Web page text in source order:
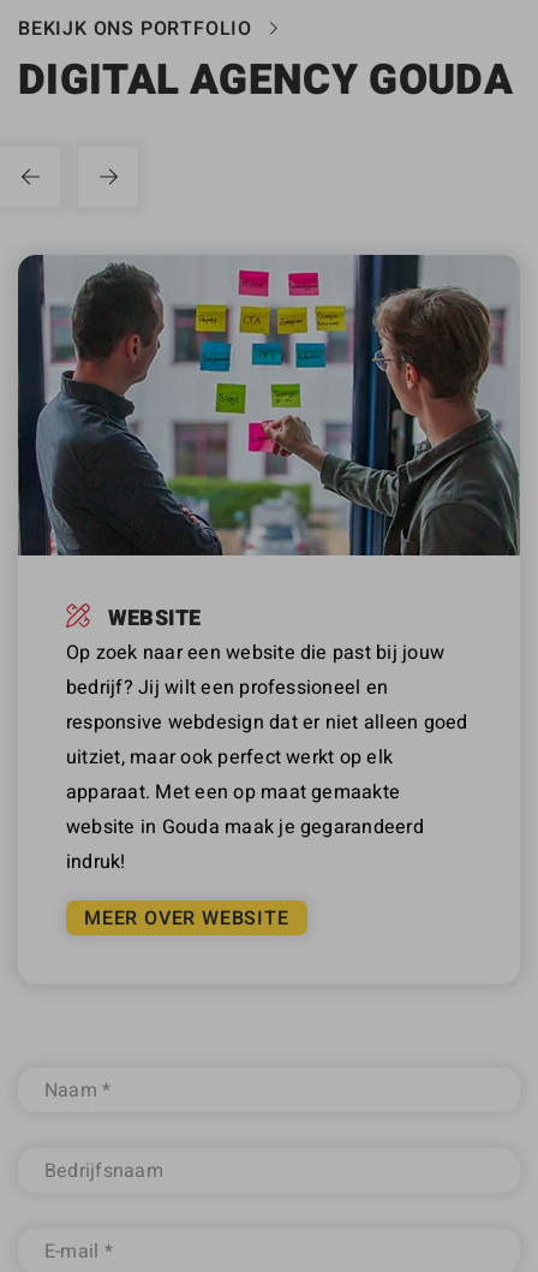
BEKIJK ONS PORTFOLIO
DIGITAL AGENCY GOUDA
WEBSITE
Op zoek naar een website die past bij jouw
bedrijf? Jij wilt een professioneel en
responsive webdesign dat er niet alleen goed
uitziet, maar ook perfect werkt op elk
apparaat. Met een op maat gemaakte
website in Gouda maak je gegarandeerd
indruk!
MEER OVER WEBSITE